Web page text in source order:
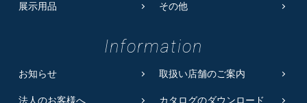
展示用品 その他
Information
お知らせ 取扱い店舗のご案内
法人のお客様へ カタログのダウンロード